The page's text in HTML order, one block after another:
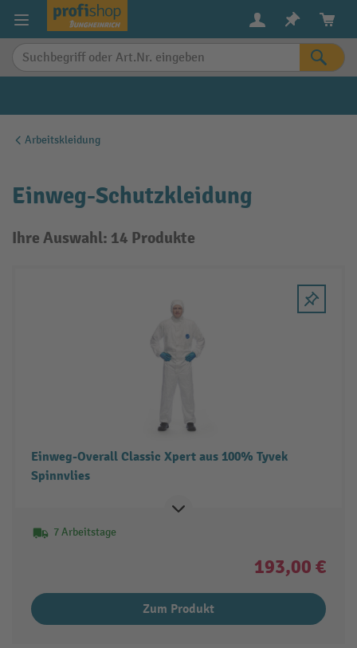
springen
Arbeitskleidung
Einweg-Schutzkleidung
Ihre Auswahl: 14 Produkte
Einweg-Overall Classic Xpert aus 100% Tyvek
Spinnvlies
7 Arbeitstage
193,00 €
Zum Produkt